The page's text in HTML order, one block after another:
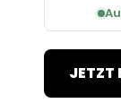
JETZT